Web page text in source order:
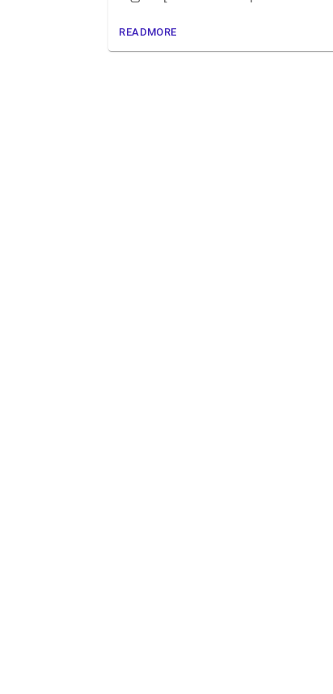
READMORE